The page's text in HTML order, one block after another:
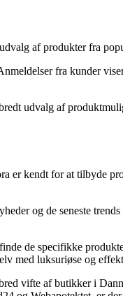
af produkter fra
fra kunder
udvalg af
er kendt for at tilbyde
og de seneste
de specifikke
med luksuriøse og
vifte af butikker i